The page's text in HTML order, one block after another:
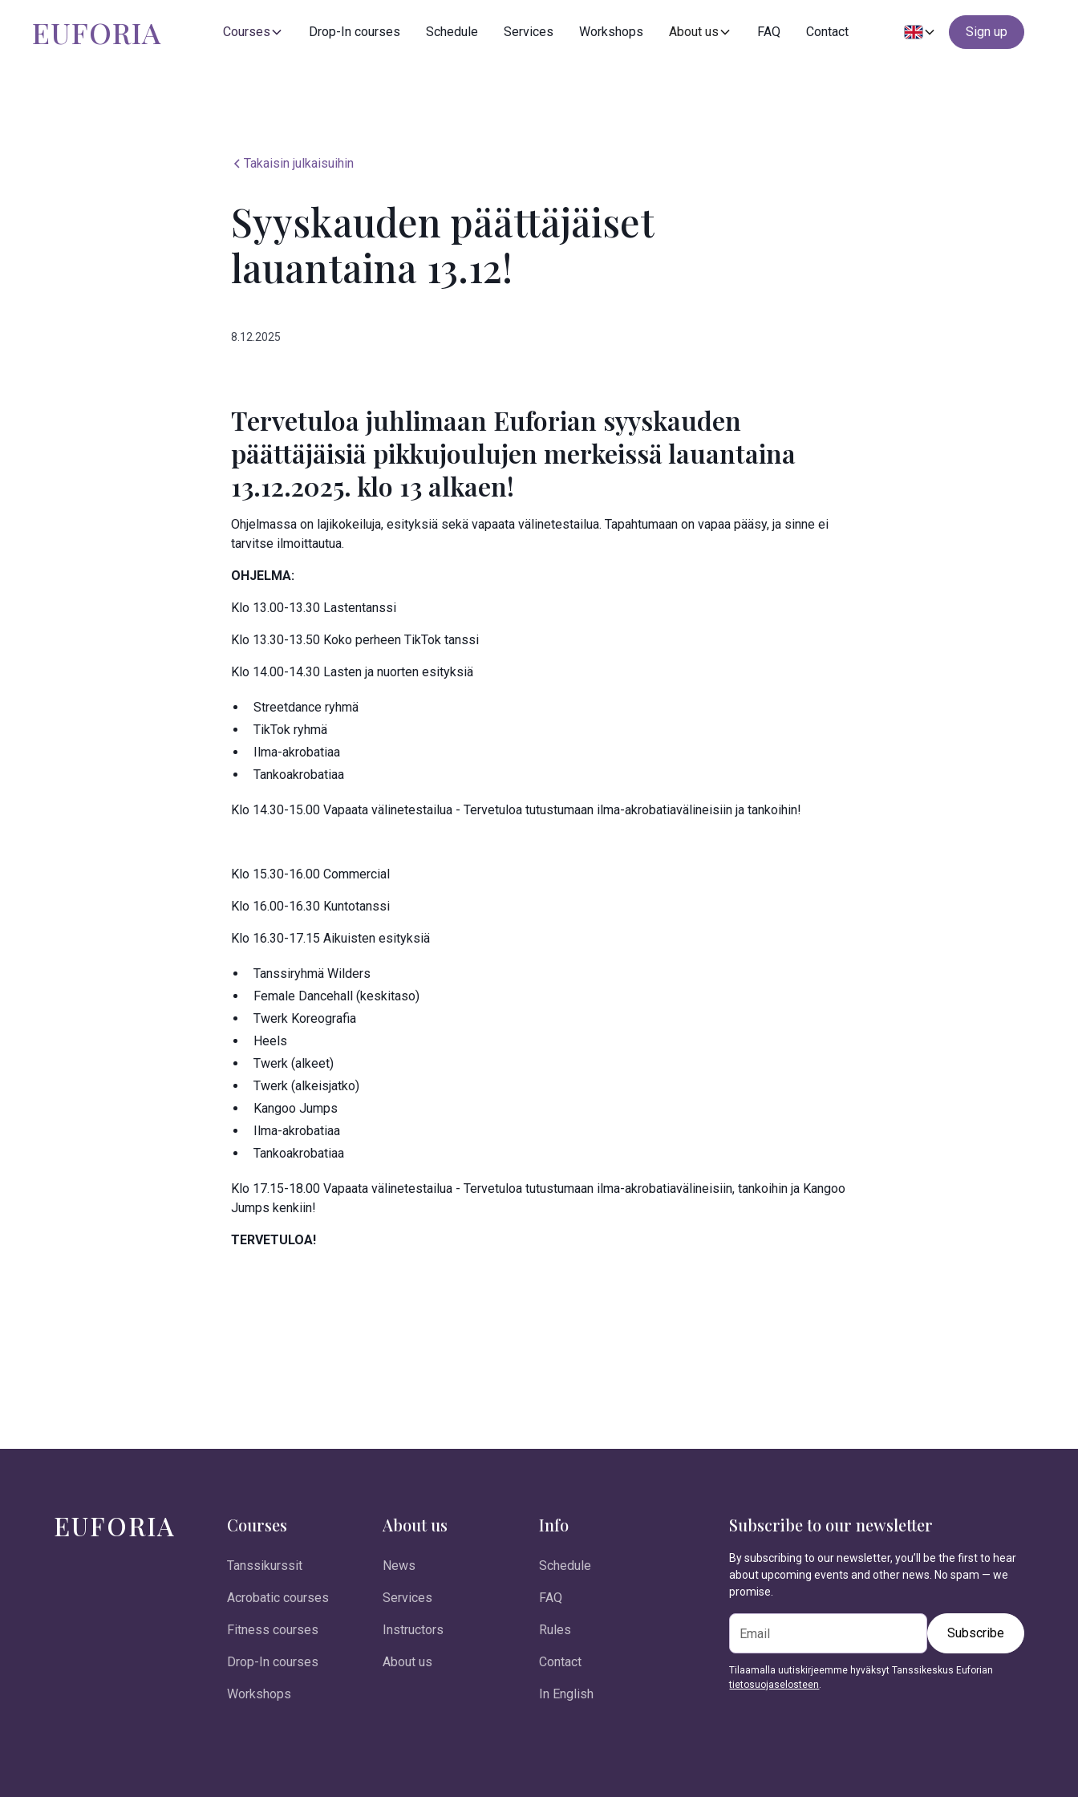
EUFORIA Courses Drop-In courses Schedule Services Workshops About us FAQ Contact Sign up
Takaisin julkaisuihin
Syyskauden päättäjäiset
lauantaina 13.12!
8.12.2025
Tervetuloa juhlimaan Euforian syyskauden
päättäjäisiä pikkujoulujen merkeissä lauantaina
13.12.2025. klo 13 alkaen!
Ohjelmassa on lajikokeiluja, esityksiä sekä vapaata välinetestailua. Tapahtumaan on vapaa pääsy, ja sinne ei
tarvitse ilmoittautua.
OHJELMA:
Klo 13.00-13.30 Lastentanssi
Klo 13.30-13.50 Koko perheen TikTok tanssi
Klo 14.00-14.30 Lasten ja nuorten esityksiä
Streetdance ryhmä
TikTok ryhmä
Ilma-akrobatiaa
Tankoakrobatiaa
Klo 14.30-15.00 Vapaata välinetestailua - Tervetuloa tutustumaan ilma-akrobatiavälineisiin ja tankoihin!
Klo 15.30-16.00 Commercial
Klo 16.00-16.30 Kuntotanssi
Klo 16.30-17.15 Aikuisten esityksiä
Tanssiryhmä Wilders
Female Dancehall (keskitaso)
Twerk Koreografia
Heels
Twerk (alkeet)
Twerk (alkeisjatko)
Kangoo Jumps
Ilma-akrobatiaa
Tankoakrobatiaa
Klo 17.15-18.00 Vapaata välinetestailua - Tervetuloa tutustumaan ilma-akrobatiavälineisiin, tankoihin ja Kangoo
Jumps kenkiin!
TERVETULOA!
EUFORIA Courses
Tanssikurssit
Acrobatic courses
Fitness courses
Drop-In courses
Workshops
About us
News
Services
Instructors
About us
Info
Schedule
FAQ
Rules
Contact
In English
Subscribe to our newsletter
By subscribing to our newsletter, you’ll be the first to hear
about upcoming events and other news. No spam — we
promise.
Tilaamalla uutiskirjeemme hyväksyt Tanssikeskus Euforian
tietosuojaselosteen.